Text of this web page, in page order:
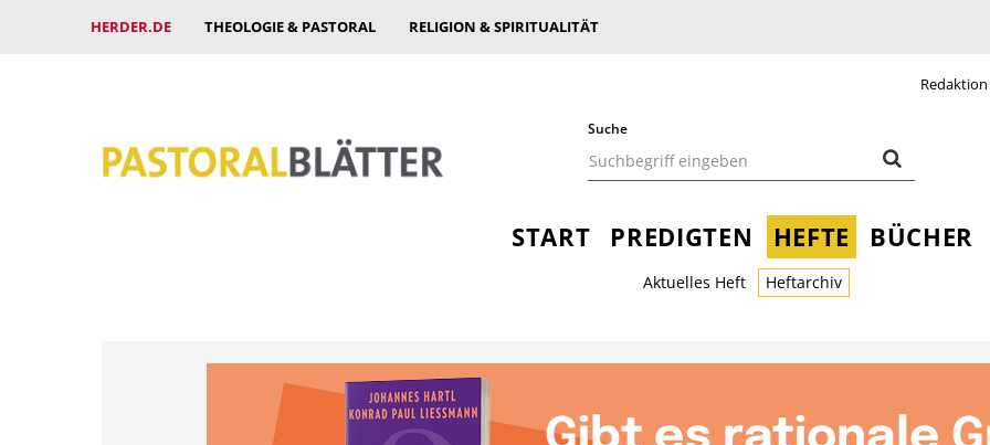
HERDER.DE THEOLOGIE & PASTORAL RELIGION & SPIRITUALITÄT
Redaktion
Suche
START PREDIGTEN HEFTE BÜCHER
Aktuelles Heft Heftarchiv